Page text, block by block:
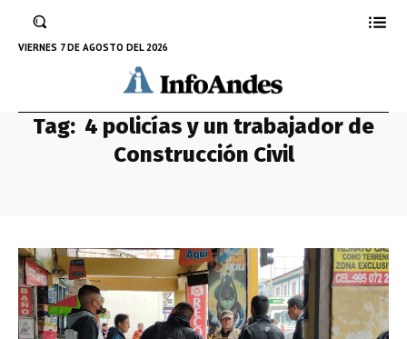
VIERNES 7 DE AGOSTO DEL 2026
Tag: 4 policías y un trabajador de
Construcción Civil